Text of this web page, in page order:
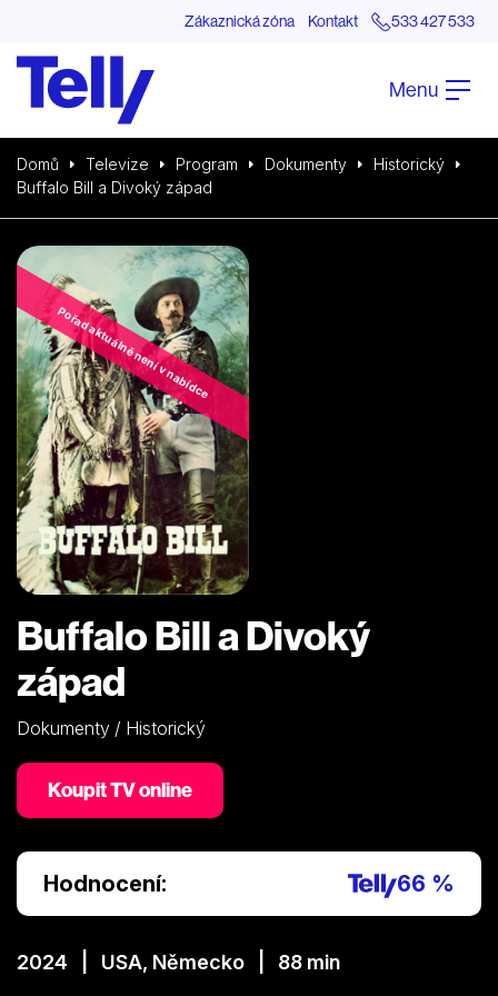
Zákaznická zóna Kontakt 533 427 533
Menu
Domů Televize Program Dokumenty
Historický
Buffalo Bill a Divoký západ
Pořad aktuálně není v nabídce
Buffalo Bill a Divoký
západ
Dokumenty / Historický
Koupit TV online
Hodnocení: 66 %
2024 | USA, Německo | 88 min